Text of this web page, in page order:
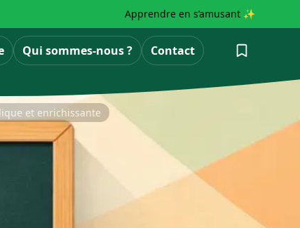
Apprendre en s’amusant ✨
Qui sommes-nous ? Contact
et enrichissante